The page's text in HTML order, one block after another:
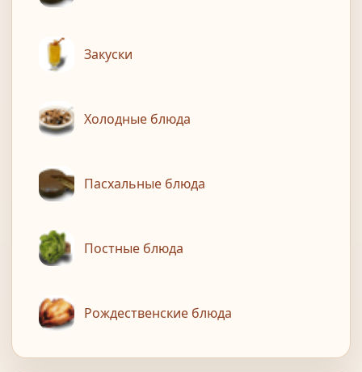
Закуски
Холодные блюда
Пасхальные блюда
Постные блюда
Рождественские блюда